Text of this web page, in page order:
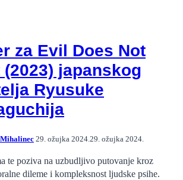
za Evil Does Not
japanskog
Ryusuke
29. ožujka 2024. 29. ožujka 2024.
te poziva na uzbudljivo putovanje kroz
dileme i kompleksnost ljudske psihe.